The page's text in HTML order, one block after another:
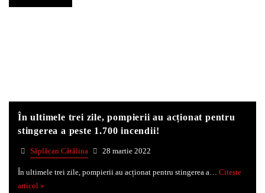
În ultimele trei zile, pompierii au acționat pentru
stingerea a peste 1.700 incendii!
Săplăcan Cătălina 28 martie 2022
În ultimele trei zile, pompierii au acționat pentru stingerea a… Citeste
articol »